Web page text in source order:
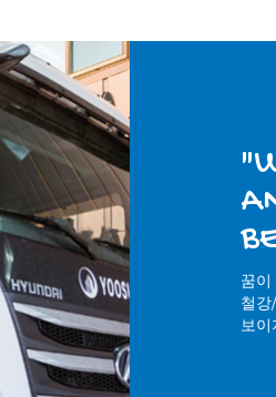
꿈이
철
보